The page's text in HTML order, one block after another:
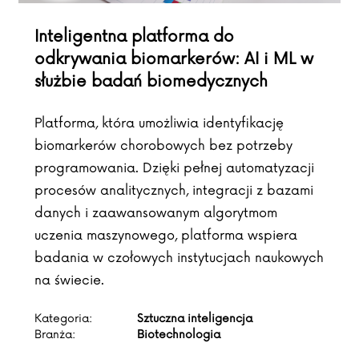
Inteligentna platforma do
odkrywania biomarkerów: AI i ML w
służbie badań biomedycznych
Platforma, która umożliwia identyfikację
biomarkerów chorobowych bez potrzeby
programowania. Dzięki pełnej automatyzacji
procesów analitycznych, integracji z bazami
danych i zaawansowanym algorytmom
uczenia maszynowego, platforma wspiera
badania w czołowych instytucjach naukowych
na świecie.
Kategoria:
Sztuczna inteligencja
Branża:
Biotechnologia